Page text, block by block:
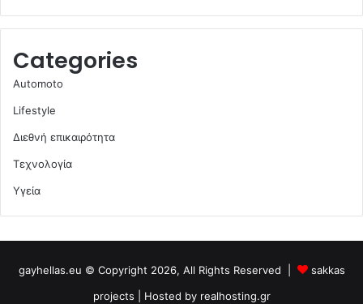
Categories
Automoto
Lifestyle
Διεθνή επικαιρότητα
Τεχνολογία
Υγεία
gayhellas.eu © Copyright 2026, All Rights Reserved |
sakkas
projects | Hosted by realhosting.gr